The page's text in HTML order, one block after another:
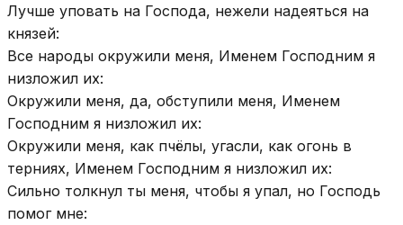
Лучше уповать на Господа, нежели надеяться на
князей:
Все народы окружили меня, Именем Господним я
низложил их:
Окружили меня, да, обступили меня, Именем
Господним я низложил их:
Окружили меня, как пчёлы, угасли, как огонь в
терниях, Именем Господним я низложил их:
Сильно толкнул ты меня, чтобы я упал, но Господь
помог мне: